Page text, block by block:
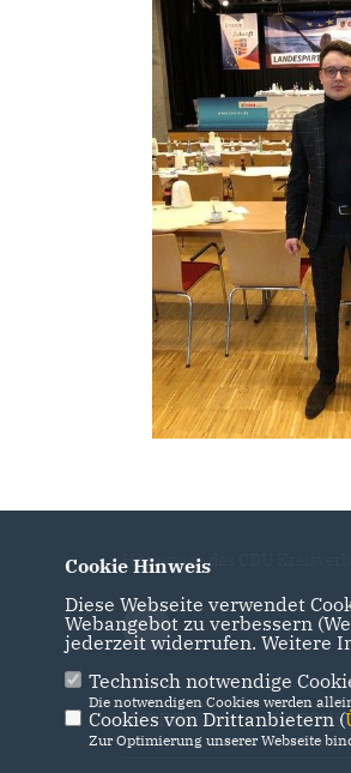
Homepage des CDU
IMPRESSUM
Cookie Hinweis
Diese Webseite verwendet
Webangebot zu verbessern
jederzeit widerrufen. Weitere
Technisch notwendige
Die notwendigen Cookies werden
Cookies von Drittanbietern (
Zur Optimierung unserer Webseite